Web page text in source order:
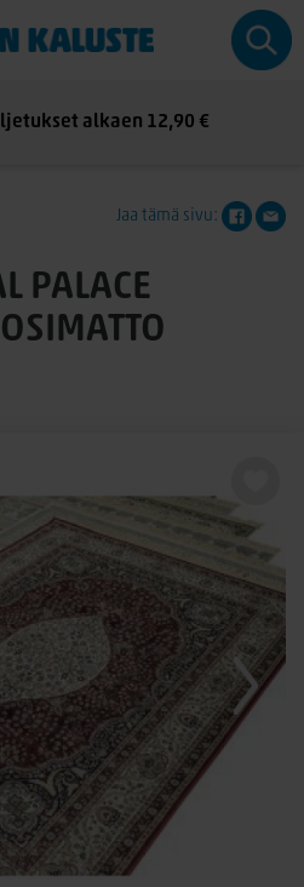
alkaen 12,90 €
Jaa tämä sivu:
PALACE